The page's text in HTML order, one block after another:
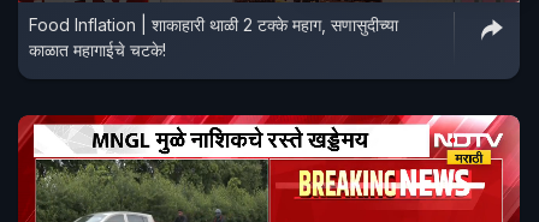
Food Inflation | शाकाहारी थाळी 2 टक्के महाग, सणासुदीच्या
काळात महागाईचे चटके!